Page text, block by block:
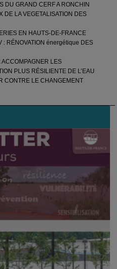
DU GRAND CERF A RONCHIN
LA VEGETALISATION DES
EN HAUTS-DE-FRANCE
RÉNOVATION énergétique DES
LES
PLUS RÉSILIENTE DE L’EAU
CONTRE LE CHANGEMENT